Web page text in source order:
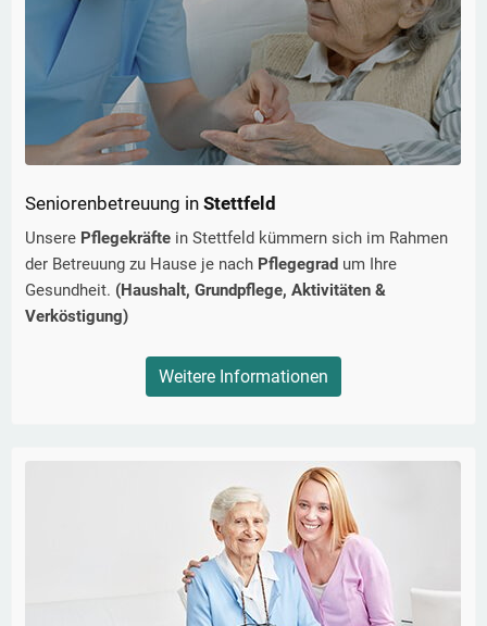
Seniorenbetreuung in Stettfeld
Unsere Pflegekräfte in Stettfeld kümmern sich im Rahmen
der Betreuung zu Hause je nach Pflegegrad um Ihre
Gesundheit. (Haushalt, Grundpflege, Aktivitäten &
Verköstigung)
Weitere Informationen